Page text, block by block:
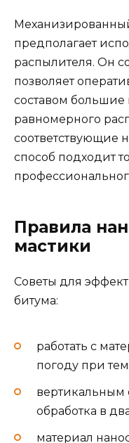
предполагает
распылителя. Он
позволяет
составом
равномерного
соответствующие
способ подходит
Правила
мастики
Советы для
битума:
работать с
погоду при
вертикальным
обработка в
материал